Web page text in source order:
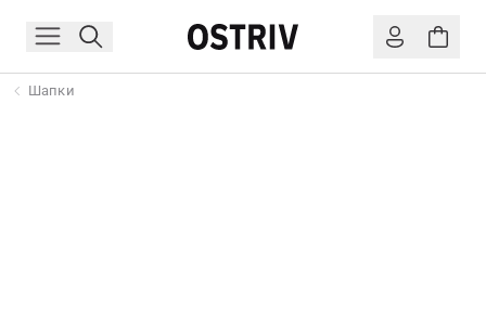
Шапки